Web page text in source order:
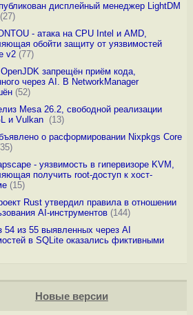
дисплейный менеджер LightDM
- атака на CPU Intel и AMD,
обойти защиту от уязвимостей
v2(77)
запрещён приём кода,
через AI. В NetworkManager
(52)
Mesa 26.2, свободной реализации
и Vulkan (13)
о расформировании Nixpkgs Core
- уязвимость в гипервизоре KVM,
получить root-доступ к хост-
(15)
Rust утвердил правила в отношении
AI-инструментов(144)
54 из 55 выявленных через AI
в SQLite оказались фиктивными
Новые версии